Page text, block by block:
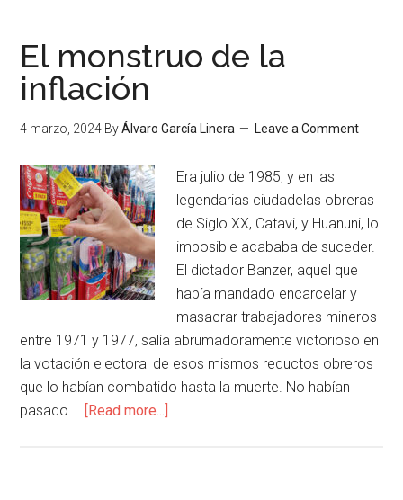
El monstruo de la
inflación
4 marzo, 2024 ByÁlvaro García Linera Leave a Comment
Era julio de 1985, y en las
legendarias ciudadelas obreras
de Siglo XX, Catavi, y Huanuni, lo
imposible acababa de suceder.
El dictador Banzer, aquel que
había mandado encarcelar y
masacrar trabajadores mineros
entre 1971 y 1977, salía abrumadoramente victorioso en
la votación electoral de esos mismos reductos obreros
que lo habían combatido hasta la muerte. No habían
pasado … [Read more...]